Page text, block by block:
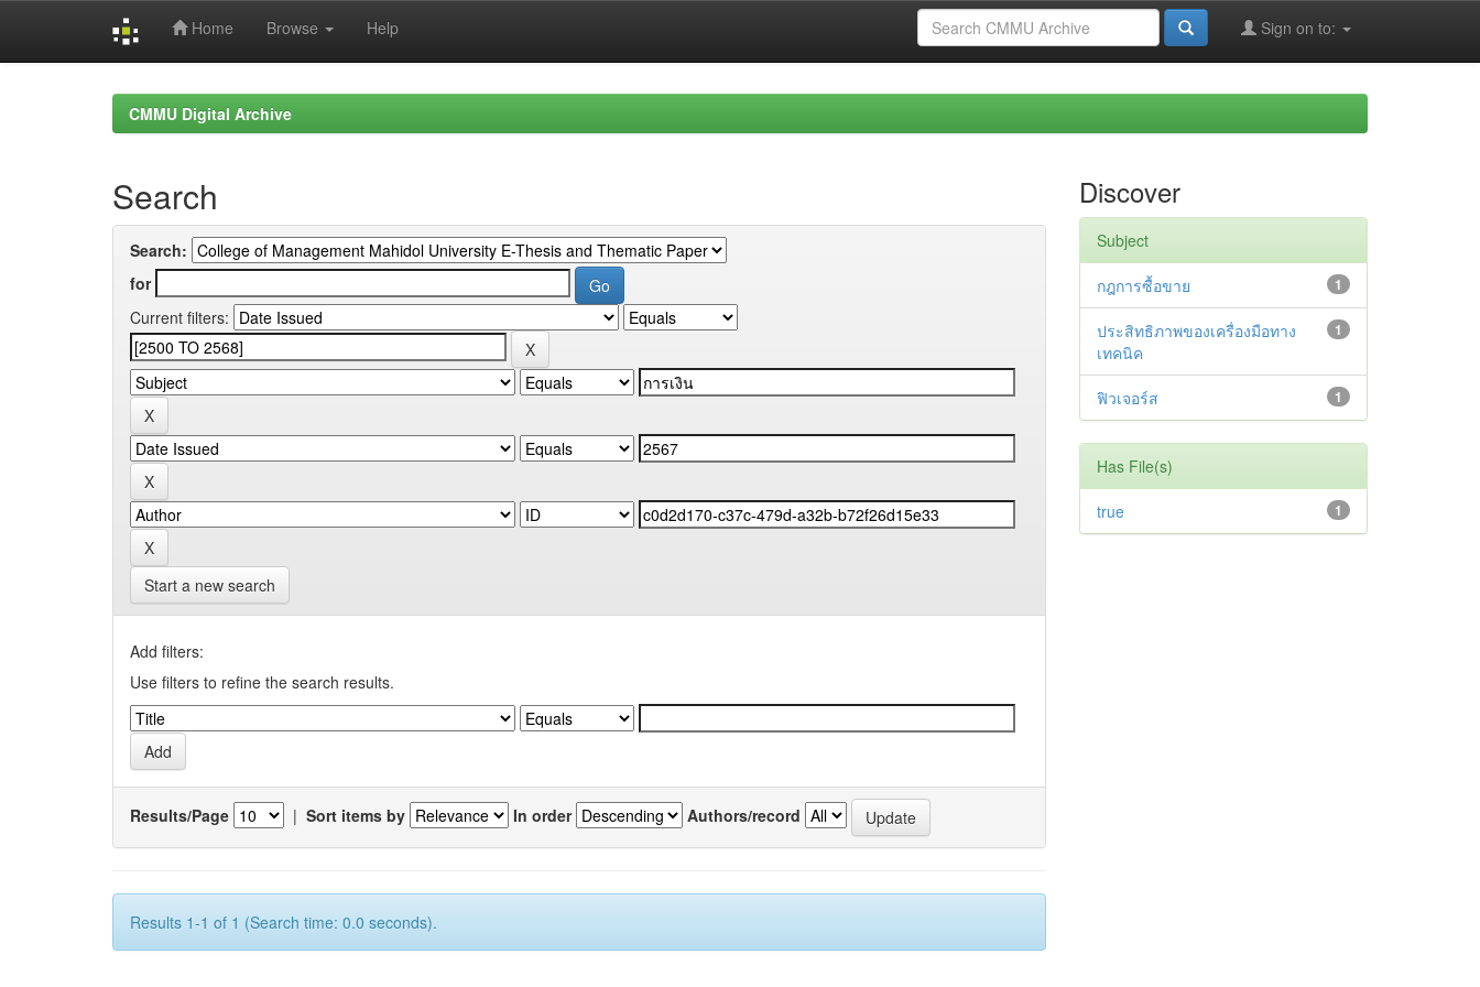
Home Browse Help Sign on to:
CMMU Digital Archive
Search
Search:
for
Current filters:
Start a new search
Add filters:
Use filters to refine the search results.
Results/Page | Sort items by In order Authors/record
Results 1-1 of 1 (Search time: 0.0 seconds).
Discover
Subject
1
กฎการซื้อขาย
1
ประสิทธิภาพของเครื่องมือทาง
เทคนิค
1
ฟิวเจอร์ส
Has File(s)
1
true